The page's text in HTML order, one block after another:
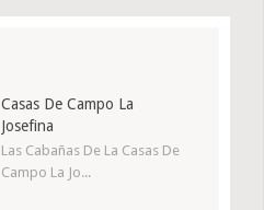
Casas De Campo La
Josefina
Las Cabañas De La Casas De
Campo La Jo...